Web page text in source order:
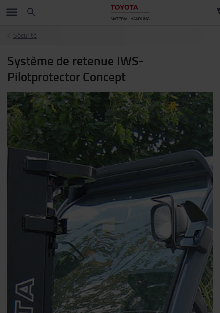
Sécurité
Système de retenue IWS-
Pilotprotector Concept